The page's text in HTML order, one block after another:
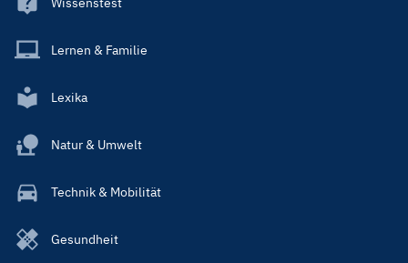
Lernen & Familie
Lexika
Natur & Umwelt
Technik & Mobilität
Gesundheit